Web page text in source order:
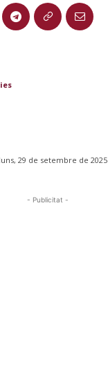
29 de setembre de 2025
- Publicitat -